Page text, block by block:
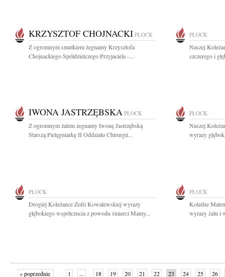
KRZYSZTOF CHOJNACKI PŁOCK
Z ogromnym smutkiem żegnamy Krzysztofa
Chojnackiego Spółdzielczego Przyjaciela -...
PŁOCK
Naszej
szczerego i
IWONA JASTRZĘBSKA PŁOCK
Z ogromnym żalem żegnamy Iwonę Jastrzębską
Starszą Pielęgniarkę II Oddziału Chirurgii...
PŁOCK
Naszej
wyrazy
PŁOCK
Drogiej Koleżance Zofii Kowalewskiej wyrazy
głębokiego współczucia z powodu śmierci Mamy...
PŁOCK
Koledze
wyrazy żalu i
« poprzednie 1 ... 18 19 20 21 22 23 24 25 26